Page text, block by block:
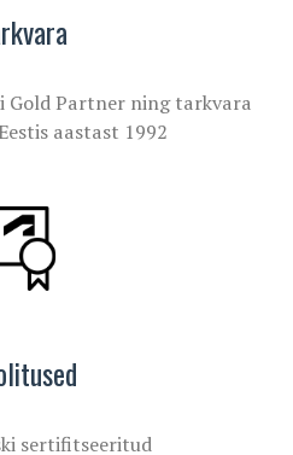
Gold Partner ning tarkvara
aastast 1992
sertifitseeritud